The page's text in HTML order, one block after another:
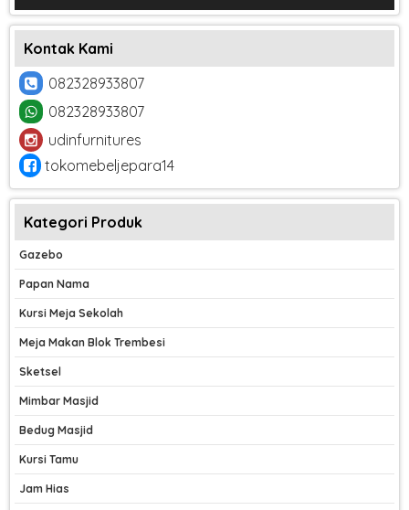
Kontak Kami
082328933807
082328933807
udinfurnitures
tokomebeljepara14
Kategori Produk
Gazebo
Papan Nama
Kursi Meja Sekolah
Meja Makan Blok Trembesi
Sketsel
Mimbar Masjid
Bedug Masjid
Kursi Tamu
Jam Hias